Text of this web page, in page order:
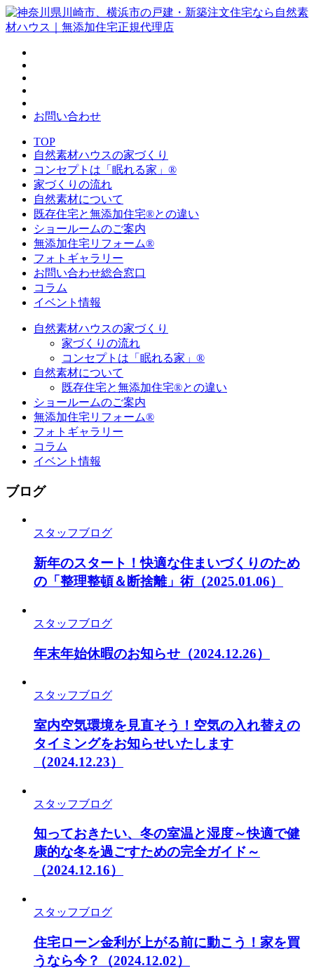
お問い合わせ
TOP
自然素材ハウスの家づくり
コンセプトは「眠れる家」®
家づくりの流れ
自然素材について
既存住宅と無添加住宅®との違い
ショールームのご案内
無添加住宅リフォーム®
フォトギャラリー
お問い合わせ総合窓口
コラム
イベント情報
自然素材ハウスの家づくり
家づくりの流れ
コンセプトは「眠れる家」®
自然素材について
既存住宅と無添加住宅®との違い
ショールームのご案内
無添加住宅リフォーム®
フォトギャラリー
コラム
イベント情報
ブログ
スタッフブログ
新年のスタート！快適な住まいづくりのため
の「整理整頓＆断捨離」術（2025.01.06）
スタッフブログ
年末年始休暇のお知らせ （2024.12.26）
スタッフブログ
室内空気環境を見直そう！空気の入れ替えの
タイミングをお知らせいたします
（2024.12.23）
スタッフブログ
知っておきたい、冬の室温と湿度～快適で健
康的な冬を過ごすための完全ガイド～
（2024.12.16）
スタッフブログ
住宅ローン金利が上がる前に動こう！家を買
うなら今？
（2024.12.02）